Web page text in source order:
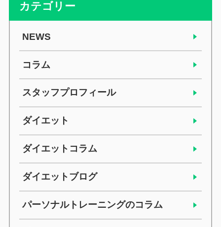
カテゴリー
NEWS
コラム
スタッフプロフィール
ダイエット
ダイエットコラム
ダイエットブログ
パーソナルトレーニングのコラム